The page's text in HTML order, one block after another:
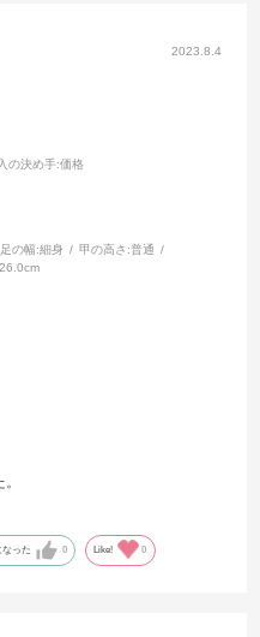
2023.8.4
の決め手:価格
足の幅:細身 甲の高さ:普通
26.0cm
なった 0 Like! 0